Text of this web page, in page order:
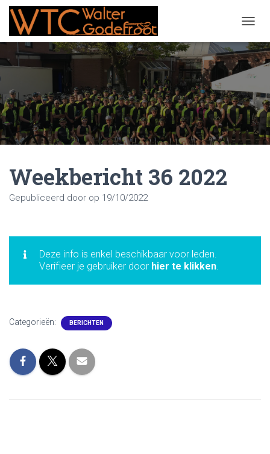
Weekbericht 36 2022
Gepubliceerd door op 19/10/2022
Deze info is enkel beschikbaar voor leden.
Verifieer je gebruiker door hier te klikken.
Categorieën: BERICHTEN